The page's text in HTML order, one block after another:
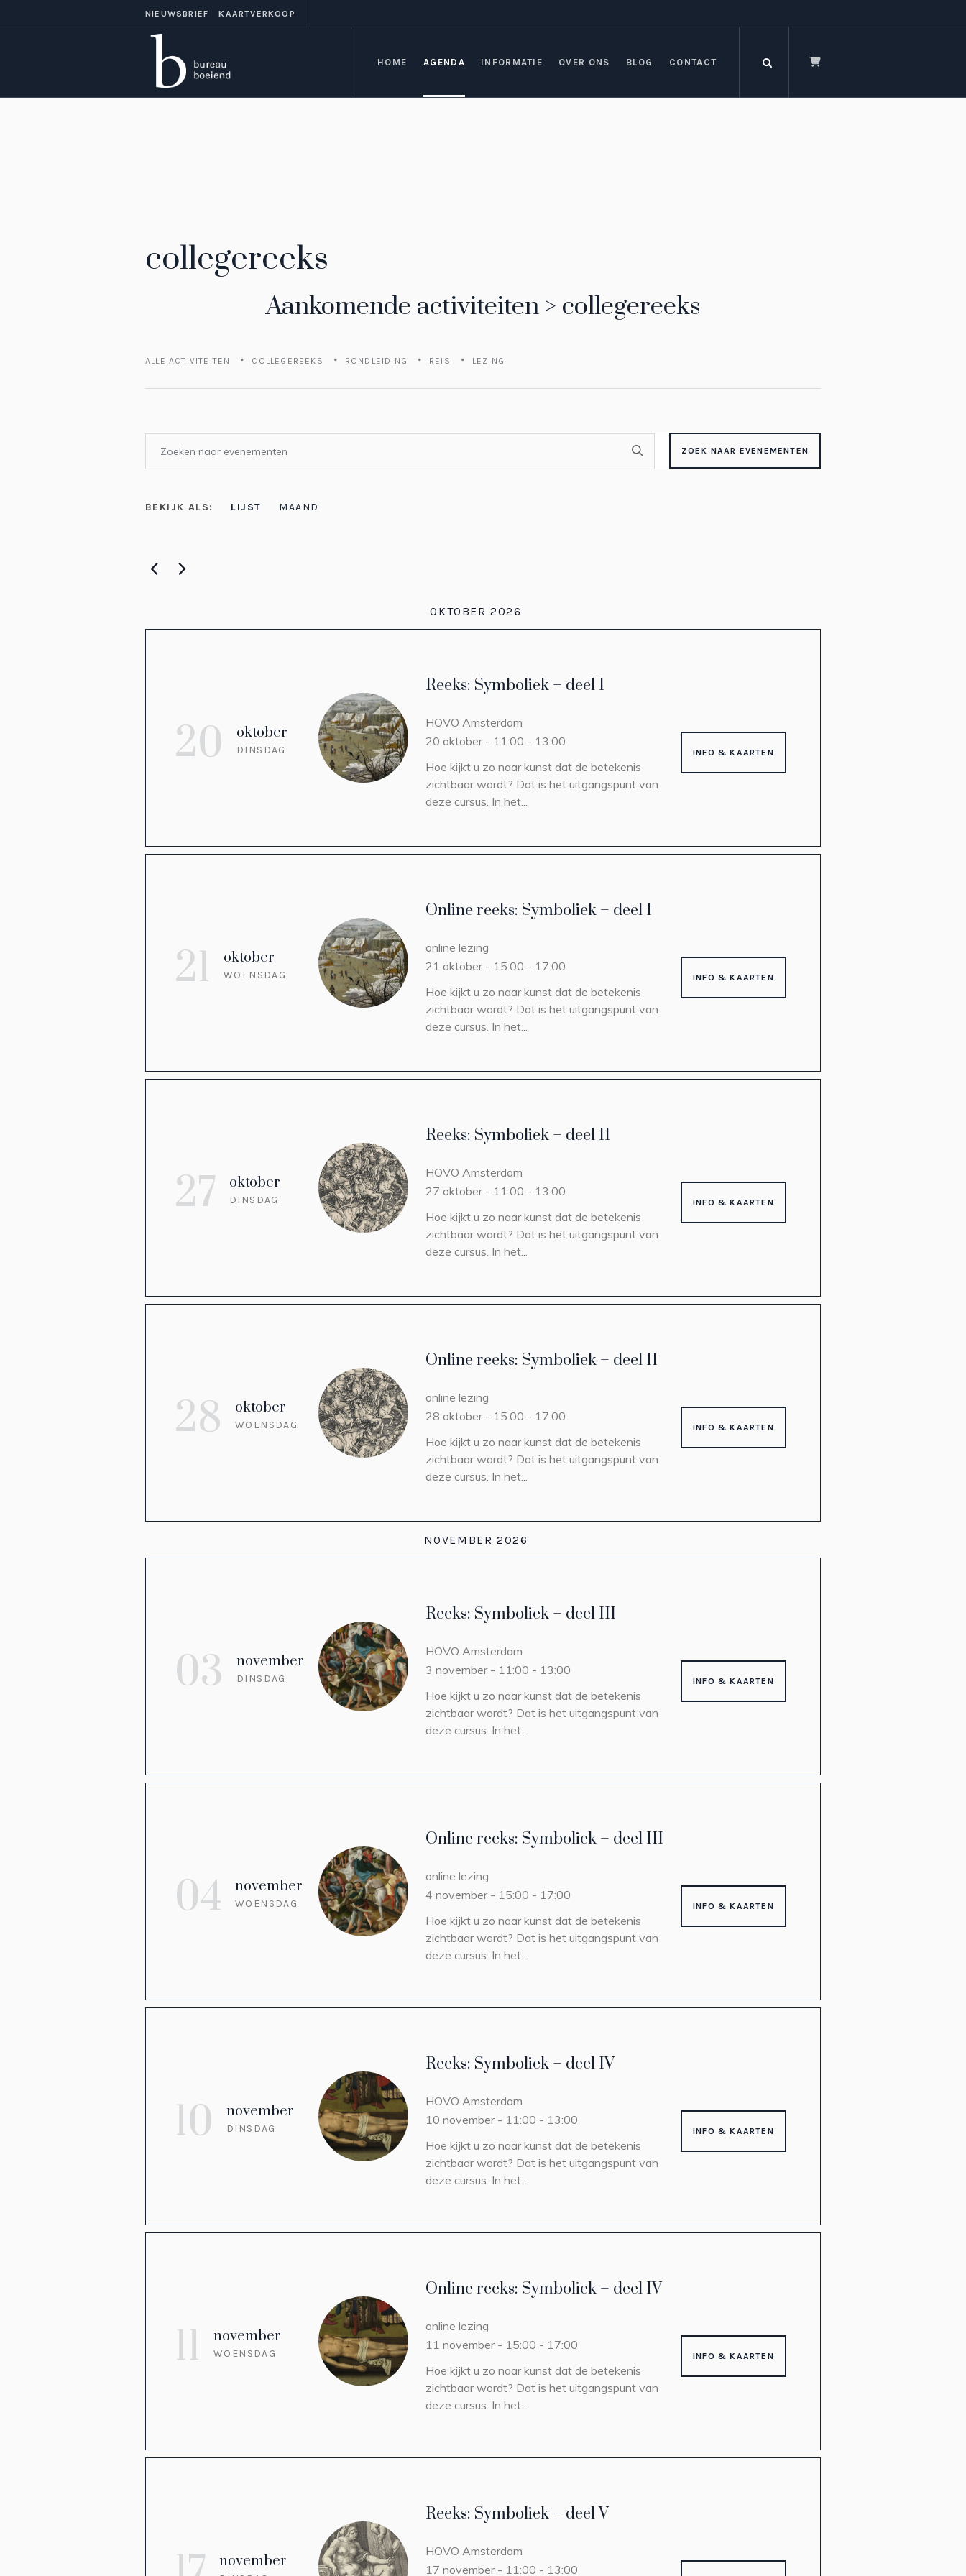
NIEUWSBRIEF KAARTVERKOOP
HOME AGENDA INFORMATIE OVER ONS BLOG CONTACT
collegereeks
Aankomende activiteiten > collegereeks
ALLE ACTIVITEITEN COLLEGEREEKS RONDLEIDING REIS LEZING
Evenementen
Zoeken
en
navigatie
een
in.
Evenementen
ZOEK NAAR EVENEMENTEN
EVENEMENT
BEKIJK ALS: LIJST MAAND
OKTOBER 2026
20 oktober
DINSDAG
Reeks: Symboliek – deel I
HOVO Amsterdam
20 oktober - 11:00 - 13:00
Hoe kijkt u zo naar kunst dat de betekenis
zichtbaar wordt? Dat is het uitgangspunt van
deze cursus. In het...
INFO & KAARTEN
21 oktober
WOENSDAG
Online reeks: Symboliek – deel I
online lezing
21 oktober - 15:00 - 17:00
Hoe kijkt u zo naar kunst dat de betekenis
zichtbaar wordt? Dat is het uitgangspunt van
deze cursus. In het...
INFO & KAARTEN
27 oktober
DINSDAG
Reeks: Symboliek – deel II
HOVO Amsterdam
27 oktober - 11:00 - 13:00
Hoe kijkt u zo naar kunst dat de betekenis
zichtbaar wordt? Dat is het uitgangspunt van
deze cursus. In het...
INFO & KAARTEN
28 oktober
WOENSDAG
Online reeks: Symboliek – deel II
online lezing
28 oktober - 15:00 - 17:00
Hoe kijkt u zo naar kunst dat de betekenis
zichtbaar wordt? Dat is het uitgangspunt van
deze cursus. In het...
INFO & KAARTEN
NOVEMBER 2026
03 november
DINSDAG
Reeks: Symboliek – deel III
HOVO Amsterdam
3 november - 11:00 - 13:00
Hoe kijkt u zo naar kunst dat de betekenis
zichtbaar wordt? Dat is het uitgangspunt van
deze cursus. In het...
INFO & KAARTEN
04 november
WOENSDAG
Online reeks: Symboliek – deel III
online lezing
4 november - 15:00 - 17:00
Hoe kijkt u zo naar kunst dat de betekenis
zichtbaar wordt? Dat is het uitgangspunt van
deze cursus. In het...
INFO & KAARTEN
10 november
DINSDAG
Reeks: Symboliek – deel IV
HOVO Amsterdam
10 november - 11:00 - 13:00
Hoe kijkt u zo naar kunst dat de betekenis
zichtbaar wordt? Dat is het uitgangspunt van
deze cursus. In het...
INFO & KAARTEN
11 november
WOENSDAG
Online reeks: Symboliek – deel IV
online lezing
11 november - 15:00 - 17:00
Hoe kijkt u zo naar kunst dat de betekenis
zichtbaar wordt? Dat is het uitgangspunt van
deze cursus. In het...
INFO & KAARTEN
november
Reeks: Symboliek – deel V
HOVO Amsterdam
17 november - 11:00 - 13:00